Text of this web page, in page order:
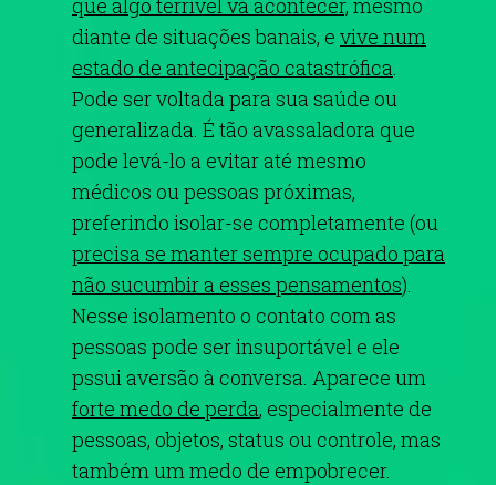
que algo terrível vá acontecer, mesmo
diante de situações banais, e vive num
estado de antecipação catastrófica.
Pode ser voltada para sua saúde ou
generalizada. É tão avassaladora que
pode levá-lo a evitar até mesmo
médicos ou pessoas próximas,
preferindo isolar-se completamente (ou
precisa se manter sempre ocupado para
não sucumbir a esses pensamentos).
Nesse isolamento o contato com as
pessoas pode ser insuportável e ele
pssui aversão à conversa. Aparece um
forte medo de perda, especialmente de
pessoas, objetos, status ou controle, mas
também um medo de empobrecer.